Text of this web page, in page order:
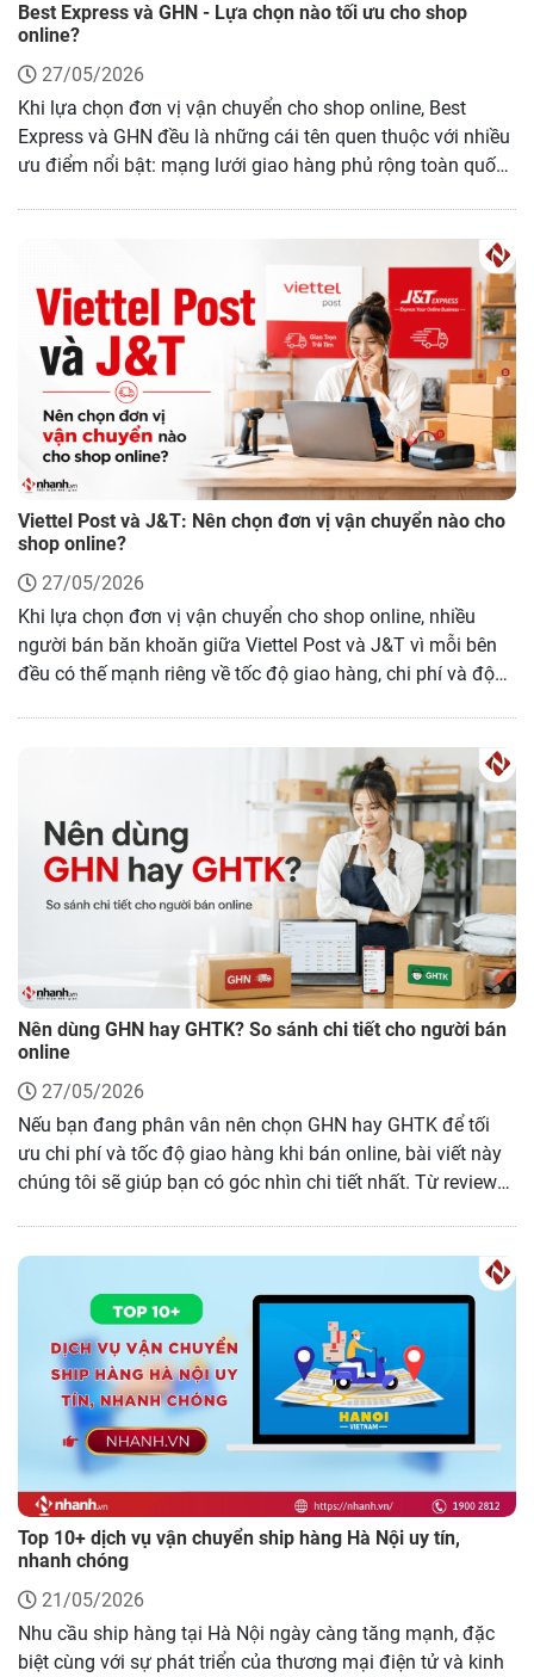
Best Express và GHN - Lựa chọn nào tối ưu cho shop
online?
27/05/2026
Khi lựa chọn đơn vị vận chuyển cho shop online, Best
Express và GHN đều là những cái tên quen thuộc với nhiều
ưu điểm nổi bật: mạng lưới giao hàng phủ rộng toàn quốc,
có những thế mạnh riêng về cước phí, tốc độ giao hàng, hệ
thống vận hành và chính sách hỗ trợ người bán. Bài viết
dưới đây tôi sẽ phân tích và so sánh trực tiếp Best Express
với GHN theo từng tiêu chí cụ thể, giúp chủ shop đưa ra lựa
chọn phù hợp nhất với mô hình kinh doanh của mình.
Viettel Post và J&T: Nên chọn đơn vị vận chuyển nào cho
shop online?
27/05/2026
Khi lựa chọn đơn vị vận chuyển cho shop online, nhiều
người bán băn khoăn giữa Viettel Post và J&T vì mỗi bên
đều có thế mạnh riêng về tốc độ giao hàng, chi phí và độ
hợp với nhu cầu kinh doanh. Và hãy cùng khám phá MoMo
Ship, cổng vận chuyển hỗ trợ kết nối đa đơn vị giao hàng
tiết kiệm, tiện lợi cho chủ shop online. Hãy cùng tìm hiểu
bài viết sau.
Nên dùng GHN hay GHTK? So sánh chi tiết cho người bán
online
27/05/2026
Nếu bạn đang phân vân nên chọn GHN hay GHTK để tối
ưu chi phí và tốc độ giao hàng khi bán online, bài viết này
chúng tôi sẽ giúp bạn có góc nhìn chi tiết nhất. Từ review
tất cả sẽ được phân tích rõ ràng và khám phá thêm MoMo
Ship, một nền tảng tích hợp nhiều hãng vận chuyển giúp
shop dễ dàng chọn đơn vị phù hợp và tối ưu vận hành hiệu
quả hơn. Hãy cùng tìm hiểu qua bài viết sau.
Top 10+ dịch vụ vận chuyển ship hàng Hà Nội uy tín,
nhanh chóng
21/05/2026
Nhu cầu ship hàng tại Hà Nội ngày càng tăng mạnh, đặc
biệt cùng với sự phát triển của thương mại điện tử và kinh